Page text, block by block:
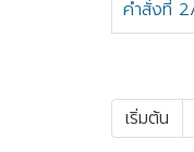
คำสั่งที่
เริ่มต้น